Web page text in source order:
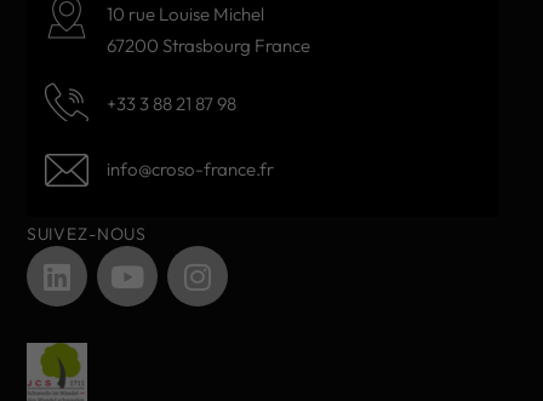
10 rue Louise Michel
67200 Strasbourg France
+33 3 88 21 87 98
info@croso-france.fr
SUIVEZ-NOUS